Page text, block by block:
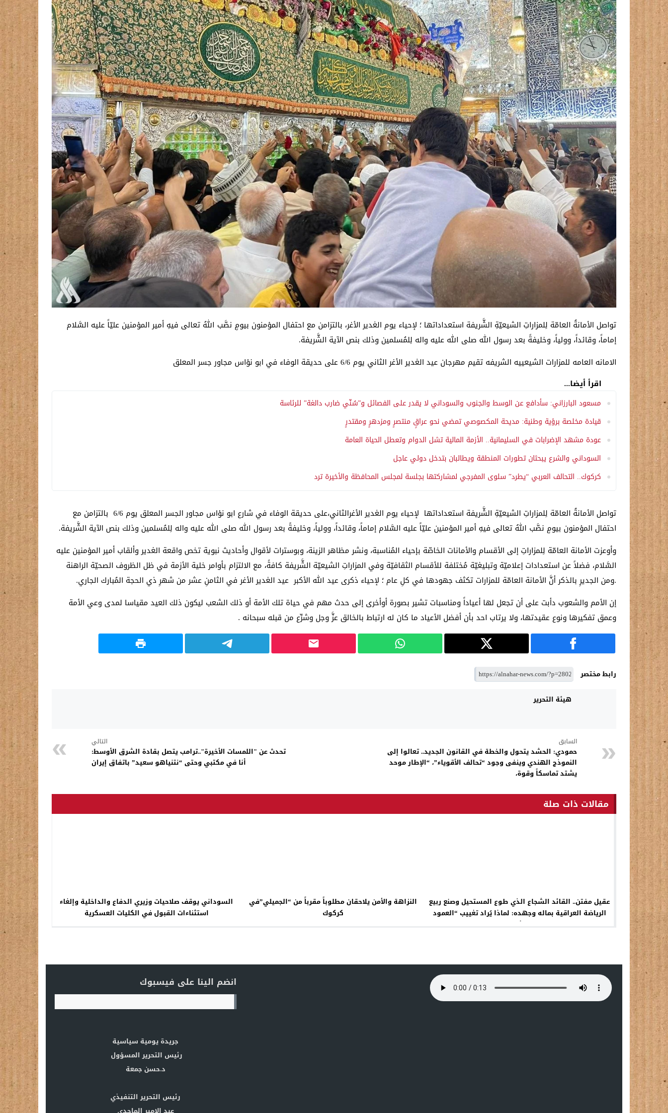
تواصل الأمانةُ العامّة لِلمزاراتِ الشيعيّةِ الشَّريفة استعداداتها ؛ لإحياء يوم الغدير الأغر، بالتزامن مع احتفال المؤمنون بيومٍ نصَّب اللهُ تعالى فيهِ أمير المؤمنين عليّاً عليه السَّلام
إماماً، وقائداً، وولياً، وخليفةً بعد رسول الله صلى الله عليه واله لِلمُسلمين وذلك بنص الآية الشَّريفة.
الامانه العامه للمزارات الشيعييه الشريفه تقيم مهرجان عيد الغدير الأغر الثاني يوم 6/6 على حديقة الوفاء في ابو نؤاس مجاور جسر المعلق
اقرأ أيضا...
مسعود البارزاني: سأدافع عن الوسط والجنوب والسوداني لا يقدر على الفصائل و”سُنّي ضارب دالغة” للرئاسة
قيادة مخلصة برؤية وطنية: مديحة المكصوصي تمضي نحو عراقٍ منتصرٍ ومزدهرٍ ومقتدرٍ
عودة مشهد الإضرابات في السليمانية.. الأزمة المالية تشل الدوام وتعطل الحياة العامة
السوداني والشرع يبحثان تطورات المنطقة ويطالبان بتدخل دولي عاجل
كركوك.. التحالف العربي “يطرد” سلوى المفرجي لمشاركتها بجلسة لمجلس المحافظة والأخيرة ترد
تواصل الأمانةُ العامّة لِلمزاراتِ الشيعيّةِ الشَّريفة استعداداتها لإحياء يوم الغدير الأغرالثاني،على حديقة الوفاء في شارع ابو نؤاس مجاور الجسر المعلق يوم 6/6 بالتزامن مع
احتفال المؤمنون بيومٍ نصَّب اللهُ تعالى فيهِ أمير المؤمنين عليّاً عليه السَّلام إماماً، وقائداً، وولياً، وخليفةً بعد رسول الله صلى الله عليه واله لِلمُسلمين وذلك بنص الآية الشَّريفة.
وأوعزت الأمانة العامّة لِلمزاراتِ إلى الأقسام والأمانات الخاصّة بإحياء المُناسبة، ونشر مظاهر الزينة، وبوسترات لأقوال وأحاديث نبوية تخص واقعة الغدير وألقاب أمير المؤمنين عليه
السَّلام، فضلاً عن استعدادات إعلاميّة وتبليغيّة مُختلفة للأقسام الثقافيّة وفي المزاراتِ الشيعيّة الشَّريفة كافةً، مع الالتزام بأوامر خلية الأزمة في ظل الظروف الصحيّة الراهنة
.ومن الجديرِ بالذكر أنَّ الأمانة العامّة للمزارات تكثف جهودها في كلِ عام ؛ لإحياء ذكرى عيد الله الأكبر عيد الغدير الأغر في الثامنِ عشر من شهرِ ذي الحجة المُبارك الجاري.
إن الأمم والشعوب دأبت على أن تجعل لها أعياداً ومناسبات تشير بصورة أوأخرى إلى حدث مهم في حياة تلك الأمة أو ذلك الشعب ليكون ذلك العيد مقياسا لمدى وعي الأمة
وعمق تفكيرها ونوع عقيدتها، ولا يرتاب احد بأن أفضل الأعياد ما كان له ارتباط بالخالق عزَّ وجل وشرِّع من قبله سبحانه .
رابط مختصر
هيئة التحرير
السابق
حمودي: الحشد يتحول والخطة في القانون الجديد.. تعالوا إلى
النموذج الهندي وينفى وجود “تحالف الأقوياء”، “الإطار موحد
يشتد تماسكاً وقوة،
التالي
تحدث عن "اللمسات الأخيرة"..ترامب يتصل بقادة الشرق الأوسط:
أنا في مكتبي وحتى “نتنياهو سعيد” باتفاق إيران
مقالات ذات صلة
​عقيل مفتن.. القائد الشجاع الذي طوع المستحيل وصنع ربيع
الرياضة العراقية بماله وجهده: لماذا يُراد تغييب “العمود
الفقري” للجنة الأولمبية ومهندس
النزاهة والأمن يلاحقان مطلوباً مقرباً من “الجميلي”في
كركوك
السوداني يوقف صلاحيات وزيري الدفاع والداخلية وإلغاء
استثناءات القبول في الكليات العسكرية
انضم الينا على فيسبوك
جريدة يومية سياسية
رئيس التحرير المسؤول
د.حسن جمعة
رئيس التحرير التنفيذي